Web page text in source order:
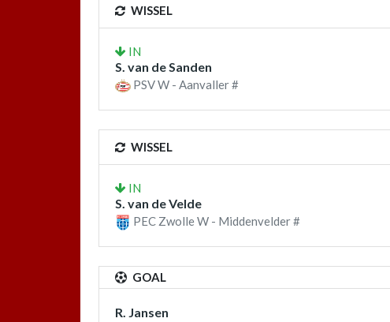
WISSEL
IN
S. van de Sanden
PSV W - Aanvaller #
WISSEL
IN
S. van de Velde
PEC Zwolle W - Middenvelder #
GOAL
R. Jansen